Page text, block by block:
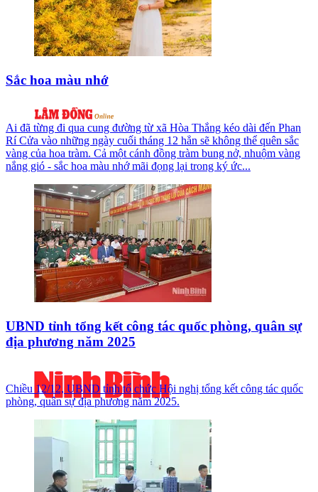
Sắc hoa màu nhớ
Ai đã từng đi qua cung đường từ xã Hòa Thắng kéo dài đến Phan
Rí Cửa vào những ngày cuối tháng 12 hẳn sẽ không thể quên sắc
vàng của hoa tràm. Cả một cánh đồng tràm bung nở, nhuộm vàng
nắng gió - sắc hoa màu nhớ mãi đọng lại trong ký ức...
UBND tỉnh tổng kết công tác quốc phòng, quân sự
địa phương năm 2025
Chiều 12/12, UBND tỉnh tổ chức Hội nghị tổng kết công tác quốc
phòng, quân sự địa phương năm 2025.